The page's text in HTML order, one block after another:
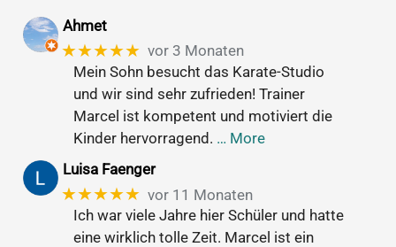
Ahmet
★★★★★ vor 3 Monaten
Mein Sohn besucht das Karate-Studio
und wir sind sehr zufrieden! Trainer
Marcel ist kompetent und motiviert die
Kinder hervorragend. … More
Luisa Faenger
★★★★★ vor 11 Monaten
Ich war viele Jahre hier Schüler und hatte
eine wirklich tolle Zeit. Marcel ist ein